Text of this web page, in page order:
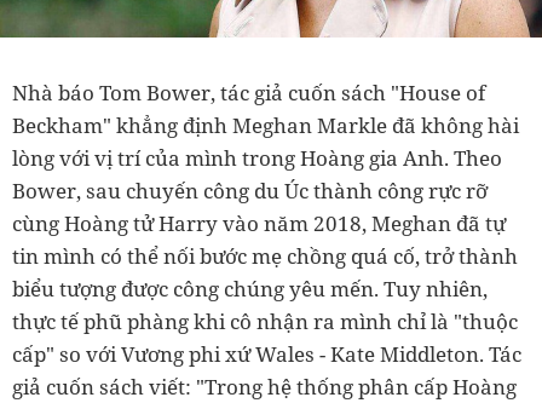
Nhà báo Tom Bower, tác giả cuốn sách "House of
Beckham" khẳng định Meghan Markle đã không hài
lòng với vị trí của mình trong Hoàng gia Anh. Theo
Bower, sau chuyến công du Úc thành công rực rỡ
cùng Hoàng tử Harry vào năm 2018, Meghan đã tự
tin mình có thể nối bước mẹ chồng quá cố, trở thành
biểu tượng được công chúng yêu mến. Tuy nhiên,
thực tế phũ phàng khi cô nhận ra mình chỉ là "thuộc
cấp" so với Vương phi xứ Wales - Kate Middleton. Tác
giả cuốn sách viết: "Trong hệ thống phân cấp Hoàng